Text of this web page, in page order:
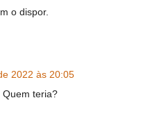
o dispor.
2022 às 20:05
teria?